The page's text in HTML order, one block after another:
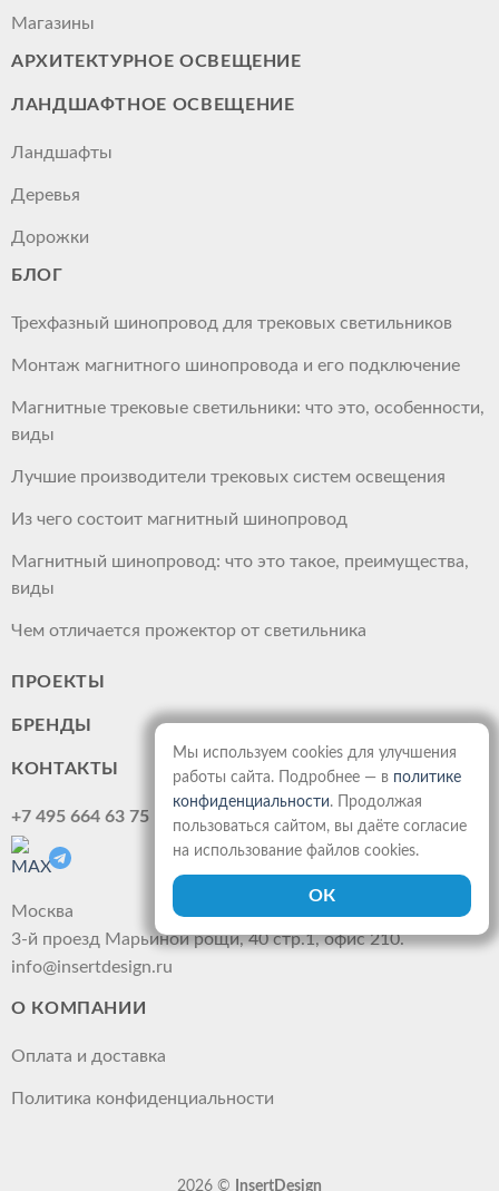
Магазины
АРХИТЕКТУРНОЕ ОСВЕЩЕНИЕ
ЛАНДШАФТНОЕ ОСВЕЩЕНИЕ
Ландшафты
Деревья
Дорожки
БЛОГ
Трехфазный шинопровод для трековых светильников
Монтаж магнитного шинопровода и его подключение
Магнитные трековые светильники: что это, особенности,
виды
Лучшие производители трековых систем освещения
Из чего состоит магнитный шинопровод
Магнитный шинопровод: что это такое, преимущества,
виды
Чем отличается прожектор от светильника
ПРОЕКТЫ
БРЕНДЫ
КОНТАКТЫ
+7 495 664 63 75
Москва
3-й проезд Марьиной рощи, 40 стр.1, офис 210.
info@insertdesign.ru
О КОМПАНИИ
Оплата и доставка
Политика конфиденциальности
2026 © InsertDesign
Мы используем cookies для улучшения
работы сайта. Подробнее — в политике
конфиденциальности. Продолжая
пользоваться сайтом, вы даёте согласие
на использование файлов cookies.